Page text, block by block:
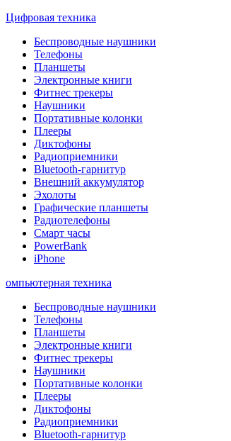
Цифровая техника
Беспроводные наушники
Телефоны
Планшеты
Электронные книги
Фитнес трекеры
Наушники
Портативные колонки
Плееры
Диктофоны
Радиоприемники
Bluetooth-гарнитур
Внешний аккумулятор
Эхолоты
Графические планшеты
Радиотелефоны
Смарт часы
PowerBank
iPhone
омпьютерная техника
Беспроводные наушники
Телефоны
Планшеты
Электронные книги
Фитнес трекеры
Наушники
Портативные колонки
Плееры
Диктофоны
Радиоприемники
Bluetooth-гарнитур